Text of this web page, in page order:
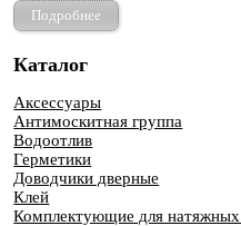
Подробнее
Каталог
Аксессуары
Антимоскитная группа
Водоотлив
Герметики
Доводчики дверные
Клей
Комплектующие для натяжных